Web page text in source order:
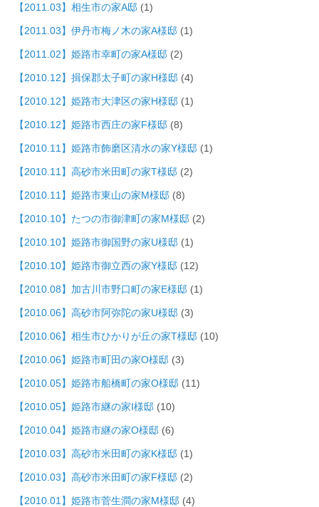
【2011.03】相生市の家A邸 (1)
【2011.03】伊丹市梅ノ木の家A様邸 (1)
【2011.02】姫路市幸町の家A様邸 (2)
【2010.12】揖保郡太子町の家H様邸 (4)
【2010.12】姫路市大津区の家H様邸 (1)
【2010.12】姫路市西庄の家F様邸 (8)
【2010.11】姫路市飾磨区清水の家Y様邸 (1)
【2010.11】高砂市米田町の家T様邸 (2)
【2010.11】姫路市東山の家M様邸 (8)
【2010.10】たつの市御津町の家M様邸 (2)
【2010.10】姫路市御国野の家U様邸 (1)
【2010.10】姫路市御立西の家Y様邸 (12)
【2010.08】加古川市野口町の家E様邸 (1)
【2010.06】高砂市阿弥陀の家U様邸 (3)
【2010.06】相生市ひかりが丘の家T様邸 (10)
【2010.06】姫路市町田の家O様邸 (3)
【2010.05】姫路市船橋町の家O様邸 (11)
【2010.05】姫路市継の家I様邸 (10)
【2010.04】姫路市継の家O様邸 (6)
【2010.03】高砂市米田町の家K様邸 (1)
【2010.03】高砂市米田町の家F様邸 (2)
【2010.01】姫路市菅生澗の家M様邸 (4)